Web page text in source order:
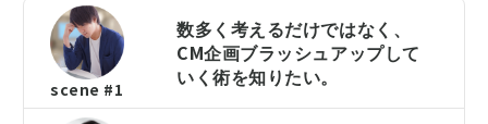
scene #1
数多く考えるだけではなく、
CM企画ブラッシュアップして
いく術を知りたい。